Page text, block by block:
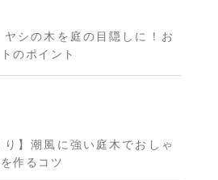
ヤシの木を庭の目隠しに！お
のポイント
り】潮風に強い庭木でおしゃ
作るコツ